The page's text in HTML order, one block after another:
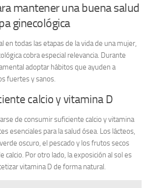
mantener una buena salud
ginecológica
en todas las etapas de la vida de una mujer,
cobra especial relevancia. Durante
adoptar hábitos que ayuden a
fuertes y sanos.
calcio y vitamina D
de consumir suficiente calcio y vitamina
esenciales para la salud ósea. Los lácteos,
oscuro, el pescado y los frutos secos
calcio. Por otro lado, la exposición al sol es
vitamina D de forma natural.